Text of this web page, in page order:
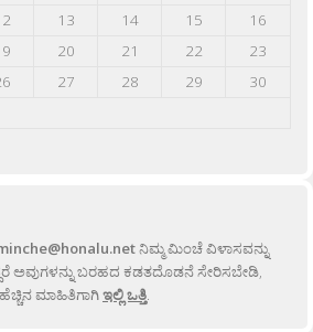
13 14 15
16
20 21 22
23
27 28 29
30
ನಿಮ್ಮ ಮಿಂಚೆ ವಿಳಾಸವನ್ನು
ಅವುಗಳನ್ನು ಬರಹದ ಕಡತದೊಡನೆ ಸೇರಿಸಬೇಡಿ,
ಮಾಹಿತಿಗಾಗಿಇಲ್ಲಿ ಒತ್ತಿ.